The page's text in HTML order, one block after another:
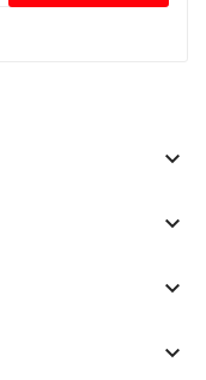
keyboard_arrow_down
keyboard_arrow_down
keyboard_arrow_down
keyboard_arrow_down